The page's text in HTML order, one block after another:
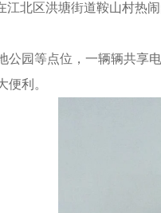
北区洪塘街道鞍山村热
公园等点位，一辆辆共享
便利。